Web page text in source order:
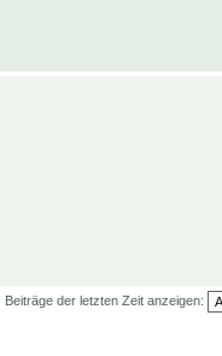
Beiträge der letzten Zeit anzeigen: